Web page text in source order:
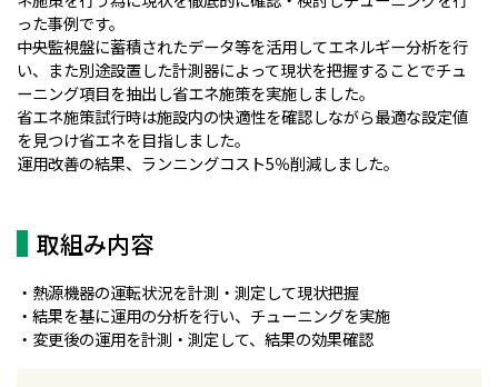
った事例です。
中央監視盤に蓄積されたデータ等を活用してエネルギー分析を行
い、また別途設置した計測器によって現状を把握することでチュ
ーニング項目を抽出し省エネ施策を実施しました。
省エネ施策試行時は施設内の快適性を確認しながら最適な設定値
を見つけ省エネを目指しました。
運用改善の結果、ランニングコスト5％削減しました。
取組み内容
・熱源機器の運転状況を計測・測定して現状把握
・結果を基に運用の分析を行い、チューニングを実施
・変更後の運用を計測・測定して、結果の効果確認